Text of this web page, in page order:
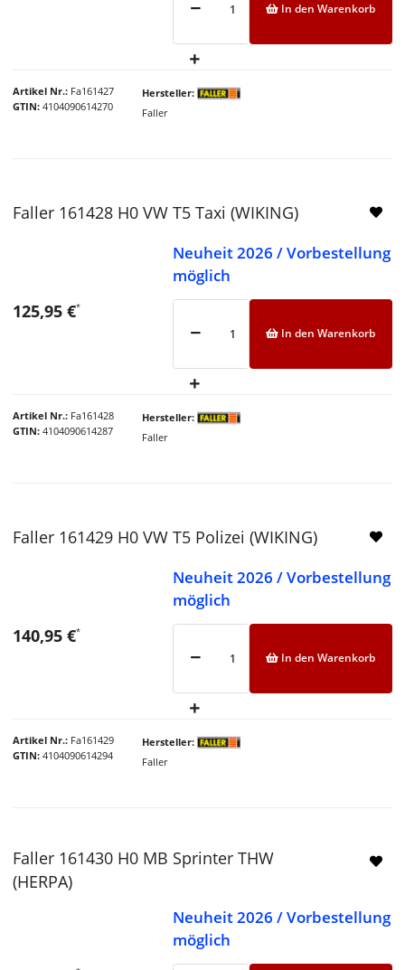
Artikel Nr. Fa161427
GTIN 4104090614270
Hersteller
Faller
In den Warenkorb
Faller 161428 H0 VW T5 Taxi (WIKING)
Neuheit 2026 / Vorbestellung
möglich
Artikel Nr. Fa161428
GTIN 4104090614287
Hersteller
Faller
125,95 €*
In den Warenkorb
Faller 161429 H0 VW T5 Polizei (WIKING)
Neuheit 2026 / Vorbestellung
möglich
Artikel Nr. Fa161429
GTIN 4104090614294
Hersteller
Faller
140,95 €*
In den Warenkorb
Faller 161430 H0 MB Sprinter THW
(HERPA)
Neuheit 2026 / Vorbestellung
möglich